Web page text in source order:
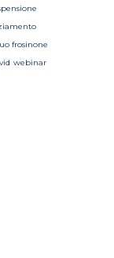
frosinone
webinar